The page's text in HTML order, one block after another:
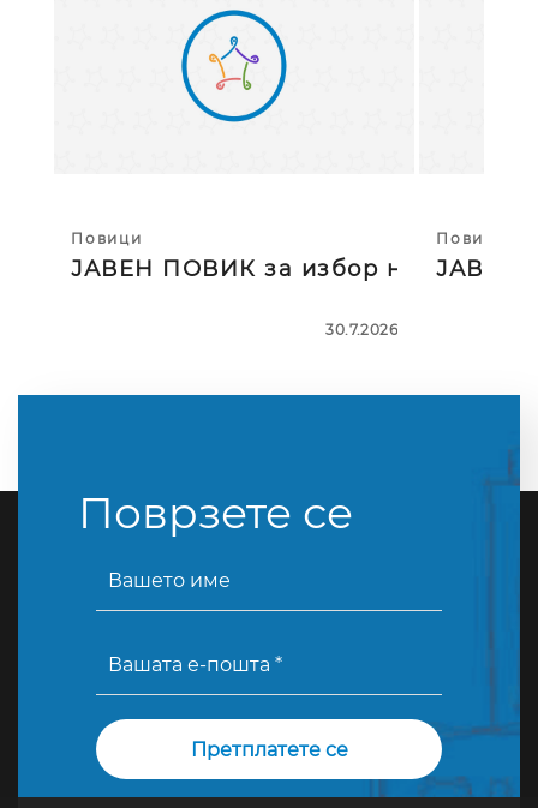
Повици
ЈАВЕН ПОВИК за избор на тројца
30.7.2026
Повици
ЈАВЕН
Поврзете се